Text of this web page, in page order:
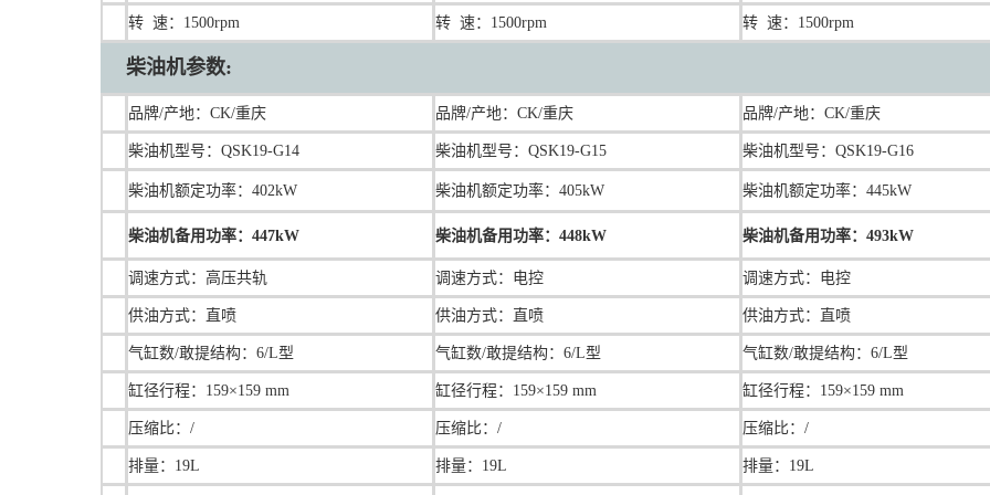
转 速：1500rpm 转 速：1500rpm 转 速：1500rpm
柴油机参数:
品牌/产地：CK/重庆 品牌/产地：CK/重庆 品牌/产地：CK/重庆
柴油机型号：QSK19-G14 柴油机型号：QSK19-G15 柴油机型号：QSK19-G16
柴油机额定功率：402kW 柴油机额定功率：405kW 柴油机额定功率：445kW
柴油机备用功率：447kW 柴油机备用功率：448kW 柴油机备用功率：493kW
调速方式：高压共轨 调速方式： 电控 调速方式： 电控
供油方式：直喷 供油方式：直喷 供油方式：直喷
气缸数/敢提结构：6/L型 气缸数/敢提结构：6/L型 气缸数/敢提结构：6/L型
缸径行程： 159×159 mm 缸径行程： 159×159 mm 缸径行程： 159×159 mm
压缩比：/ 压缩比：/ 压缩比：/
排量： 19L 排量：19L 排量： 19L